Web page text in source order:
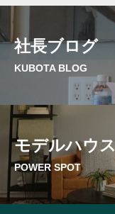
社長ブログ
KUBOTA BLOG
モデルハウス
POWER SPOT